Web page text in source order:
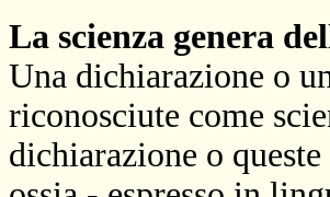
La scienza genera
Una dichiarazione o
riconosciute come
dichiarazione o